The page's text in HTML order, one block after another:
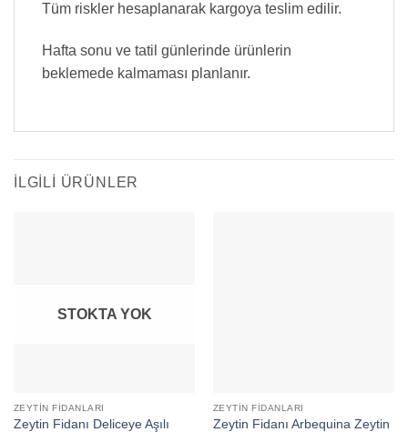
Tüm riskler hesaplanarak kargoya teslim edilir.
Hafta sonu ve tatil günlerinde ürünlerin
beklemede kalmaması planlanır.
İLGILI ÜRÜNLER
STOKTA YOK
ZEYTIN FIDANLARI
Zeytin Fidanı Deliceye Aşılı
ZEYTIN FIDANLARI
Zeytin Fidanı Arbequina Zeytin